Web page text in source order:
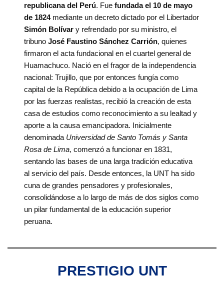
republicana del Perú. Fuefundada el 10 de mayo
de 1824mediante un decreto dictado por el Libertador
Simón Bolívar y refrendado por su ministro, el
tribunoJosé Faustino Sánchez Carrión, quienes
firmaron el acta fundacional en el cuartel general de
Huamachuco. Nació en el fragor de la independencia
nacional: Trujillo, que por entonces fungía como
capital de la República debido a la ocupación de Lima
por las fuerzas realistas, recibió la creación de esta
casa de estudios como reconocimiento a su lealtad y
aporte a la causa emancipadora. Inicialmente
denominada Universidad de Santo Tomás y Santa
Rosa de Lima, comenzó a funcionar en 1831,
sentando las bases de una larga tradición educativa
al servicio del país. Desde entonces, la UNT ha sido
cuna de grandes pensadores y profesionales,
consolidándose a lo largo de más de dos siglos como
un pilar fundamental de la educación superior
peruana.
PRESTIGIO UNT